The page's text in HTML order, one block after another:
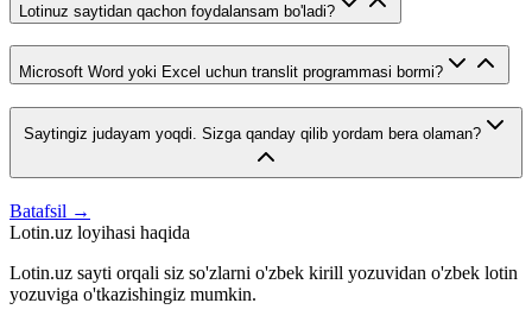
Lotinuz saytidan qachon foydalansam bo'ladi?
Microsoft Word yoki Excel uchun translit programmasi bormi?
Saytingiz judayam yoqdi. Sizga qanday qilib yordam bera olaman?
Batafsil →
Lotin.uz loyihasi haqida
Lotin.uz sayti orqali siz so'zlarni o'zbek kirill yozuvidan o'zbek lotin
yozuviga o'tkazishingiz mumkin.